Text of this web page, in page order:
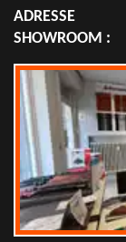
ADRESSE
SHOWROOM :